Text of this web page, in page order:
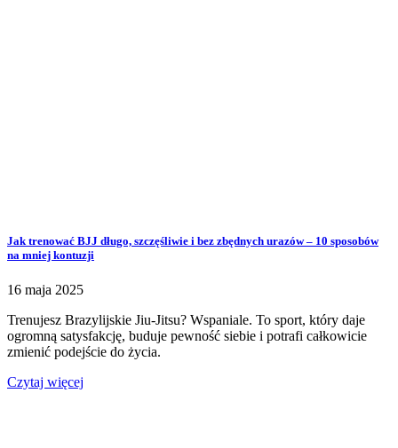
Jak trenować BJJ długo, szczęśliwie i bez zbędnych urazów – 10 sposobów
na mniej kontuzji
16 maja 2025
Trenujesz Brazylijskie Jiu-Jitsu? Wspaniale. To sport, który daje
ogromną satysfakcję, buduje pewność siebie i potrafi całkowicie
zmienić podejście do życia.
Czytaj więcej